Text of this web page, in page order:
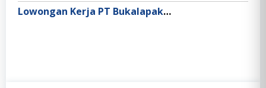
Lowongan Kerja PT Bukalapak.com Tbk